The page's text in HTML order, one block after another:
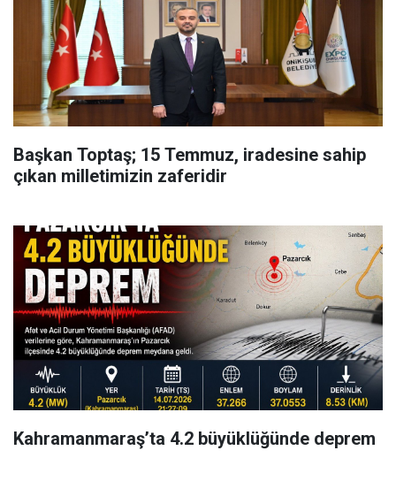
Başkan Toptaş; 15 Temmuz, iradesine sahip
çıkan milletimizin zaferidir
Kahramanmaraş’ta 4.2 büyüklüğünde deprem